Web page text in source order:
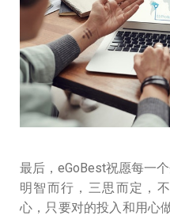
最后，eGoBest祝愿每一
明智而行，三思而定，
心，只要对的投入和用心